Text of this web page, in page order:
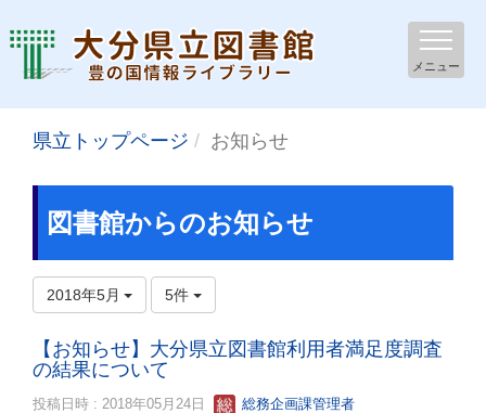
メニュー
県立トップページ お知らせ
図書館からのお知らせ
2018年5月 5件
【お知らせ】大分県立図書館利用者満足度調査
の結果について
投稿日時 : 2018年05月24日 総務企画課管理者